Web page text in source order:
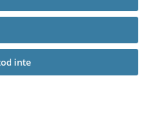
inte